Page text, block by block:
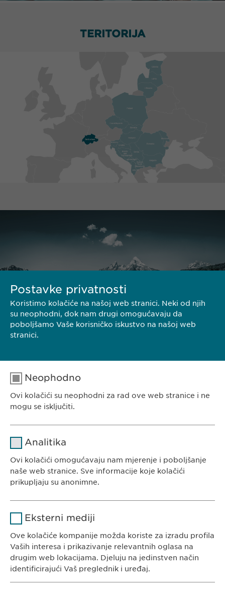
TERITORIJA
EWOPHARMA BOSNA I HERCEGOVINA
Bosna i Hercegovina
Tel. +387 33 592 140
E-Mail:info@ewopharma.ba
Postavke privatnosti
Koristimo kolačiće na našoj web stranici. Neki od njih
su neophodni, dok nam drugi omogućavaju da
poboljšamo Vaše korisničko iskustvo na našoj web
stranici.
Neophodno
Ovi kolačići su neophodni za rad ove web stranice i ne
mogu se isključiti.
sgalinski
Trajanje
Svrha
saglasnosti kolačića.
Analitika
Ovi kolačići omogućavaju nam mjerenje i poboljšanje
naše web stranice. Sve informacije koje kolačići
prikupljaju su anonimne.
Google
Trajanje 1 day
Eksterni mediji
Ove kolačiće kompanije možda koriste za izradu profila
Vaših interesa i prikazivanje relevantnih oglasa na
drugim web lokacijama. Djeluju na jedinstven način
identificirajući Vaš preglednik i uređaj.